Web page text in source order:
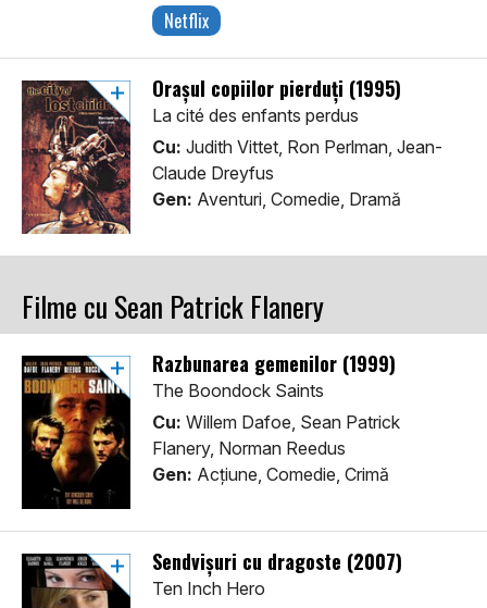
Netflix
Orașul copiilor pierduți (1995)
La cité des enfants perdus
Cu: Judith Vittet, Ron Perlman, Jean-
Claude Dreyfus
Gen: Aventuri, Comedie, Dramă
Filme cu Sean Patrick Flanery
Razbunarea gemenilor (1999)
The Boondock Saints
Cu: Willem Dafoe, Sean Patrick
Flanery, Norman Reedus
Gen: Acţiune, Comedie, Crimă
Sendvișuri cu dragoste (2007)
Ten Inch Hero